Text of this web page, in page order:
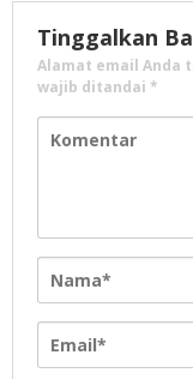
Tinggalkan
Alamat email Anda
wajib ditandai *